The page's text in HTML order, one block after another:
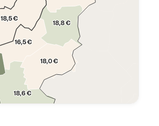
16,5 €
18,8 €
18,6 €
18,0 €
18,5 €